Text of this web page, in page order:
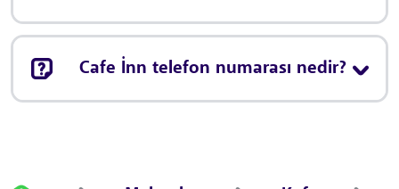
Cafe İnn telefon numarası nedir?